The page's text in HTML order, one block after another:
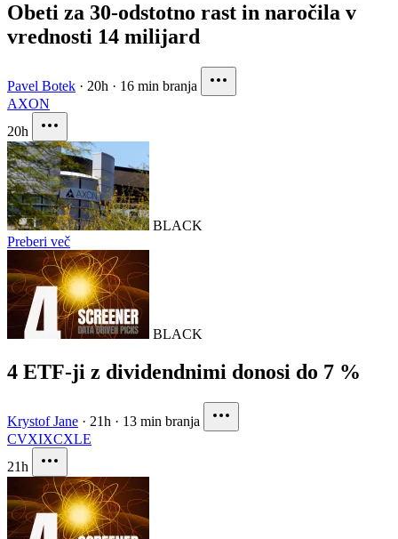
Obeti za 30-odstotno rast in naročila v
vrednosti 14 milijard
Pavel Botek · 20h · 16 min branja
AXON
20h
BLACK
Preberi več
BLACK
4 ETF-ji z dividendnimi donosi do 7 %
Krystof Jane · 21h · 13 min branja
CVXIXCXLE
21h